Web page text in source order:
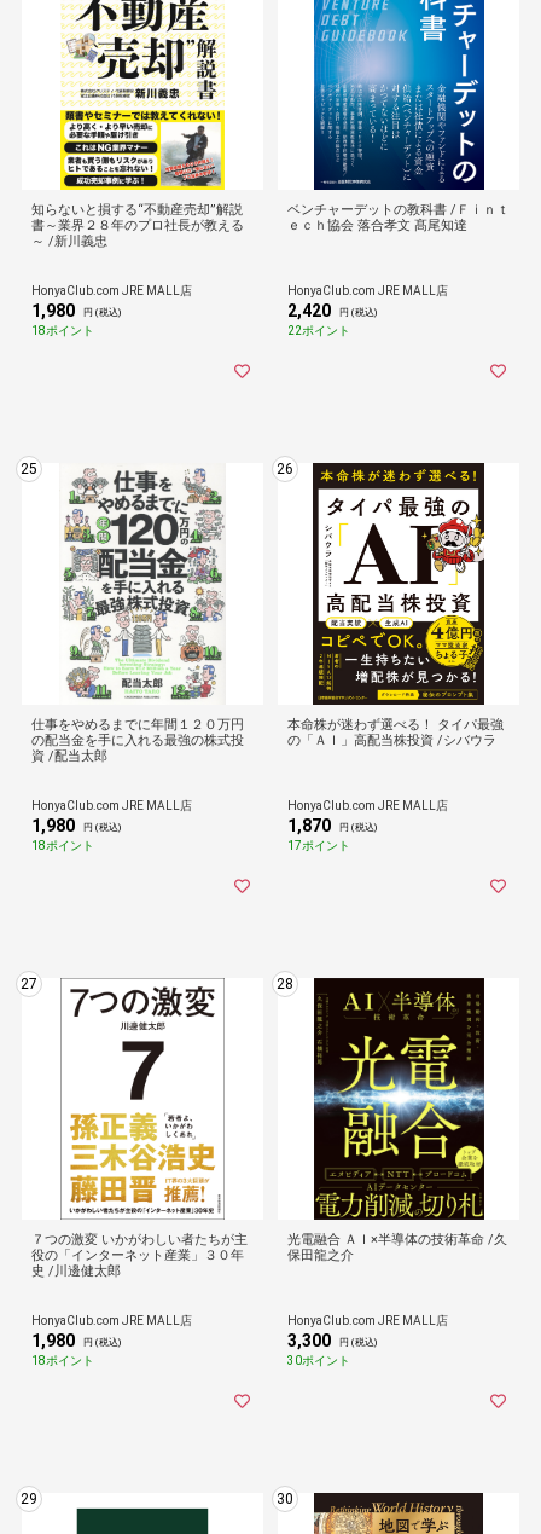
知らないと損する“不動産売却”解説
書～業界２８年のプロ社長が教える
～ /新川義忠
HonyaClub.com JRE MALL店
1,980 円 (税込)
18ポイント
ベンチャーデットの教科書 /Ｆｉｎｔ
ｅｃｈ協会 落合孝文 髙尾知達
HonyaClub.com JRE MALL店
2,420 円 (税込)
22ポイント
25
仕事をやめるまでに年間１２０万円
の配当金を手に入れる最強の株式投
資 /配当太郎
HonyaClub.com JRE MALL店
1,980 円 (税込)
18ポイント
26
本命株が迷わず選べる！ タイパ最強
の「ＡＩ」高配当株投資 /シバウラ
HonyaClub.com JRE MALL店
1,870 円 (税込)
17ポイント
27
７つの激変 いかがわしい者たちが主
役の「インターネット産業」３０年
史 /川邊健太郎
HonyaClub.com JRE MALL店
1,980 円 (税込)
18ポイント
28
光電融合 ＡＩ×半導体の技術革命 /久
保田龍之介
HonyaClub.com JRE MALL店
3,300 円 (税込)
30ポイント
29 30